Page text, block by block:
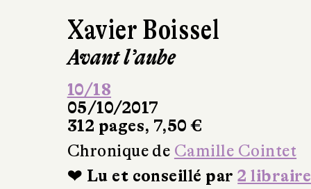
Xavier Boissel
Avant l’aube
10/18
05/10/2017
312 pages, 7,50 €
Chronique de Camille Cointet
❤ Lu et conseillé par2